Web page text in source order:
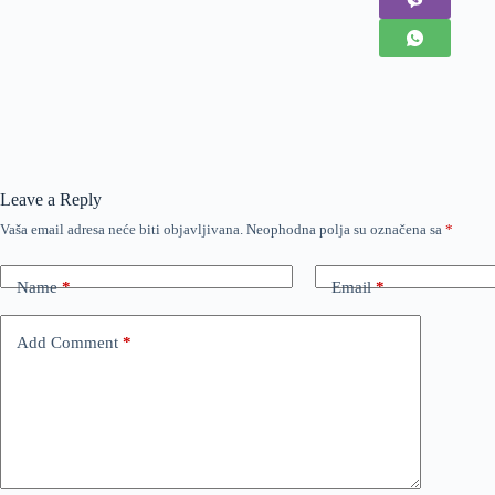
Leave a Reply
Vaša email adresa neće biti objavljivana. Neophodna polja su označena sa *
Name* Email*
Add Comment *